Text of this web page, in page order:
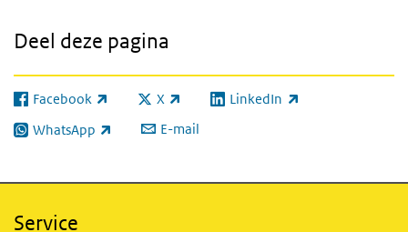
Deel deze pagina
Facebook
(externe link) X
(externe link) LinkedIn
(externe link)
WhatsApp
(externe link) E-mail
Service